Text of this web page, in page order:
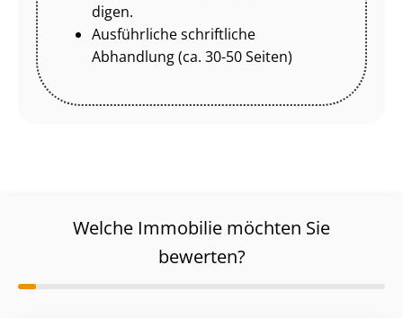
di­gen.
Ausführliche schriftliche
Abhandlung (ca. 30-50 Seiten)
Welche Immobilie möchten Sie
bewerten?